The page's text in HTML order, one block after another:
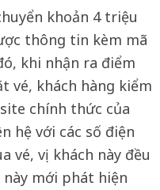
khoản 4 triệu
thông tin kèm mã
khi nhận ra điểm
vé, khách hàng kiểm
chính thức của
hệ với các số điện
vé, vị khách này đều
mới phát hiện